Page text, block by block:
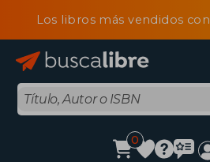
Los libros más vendidos
0